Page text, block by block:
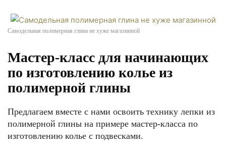
Самодельная полимерная глина не хуже магазинной
Мастер-класс для начинающих
по изготовлению колье из
полимерной глины
Предлагаем вместе с нами освоить технику лепки из
полимерной глины на примере мастер-класса по
изготовлению колье с подвесками.